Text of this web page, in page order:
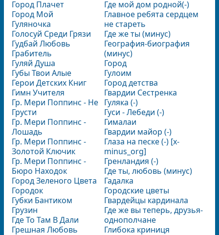
Город Плачет
Город Мой
Гуляночка
Голосуй Среди Грязи
Гудбай Любовь
Грабитель
Гуляй Душа
Губы Твои Алые
Герои Детских Книг
Гимн Учителя
Гр. Мери Поппинс - Не
Грусти
Гр. Мери Поппинс -
Лошадь
Гр. Мери Поппинс -
Золотой Ключик
Гр. Мери Поппинс -
Бюро Находок
Город Зеленого Цвета
Городок
Губки Бантиком
Грузин
Где То Там В Дали
Грешная Любовь
Где мой дом родной(-)
Главное ребята сердцем
не стареть
Где же ты (минус)
География-биография
(минус)
Город
Гулоим
Город детства
Гвардии Сестренка
Гуляка (-)
Гуси - Лебеди (-)
Гималаи
Гвардии майор (-)
Глаза на песке (-) [x-
minus_org]
Гренландия (-)
Где ты, любовь (минус)
Гадалка
Городские цветы
Гвардейцы кардинала
Где же вы теперь, друзья-
однополчане
Глибока криниця